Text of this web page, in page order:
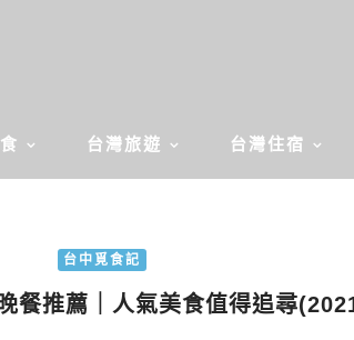
台灣旅遊 台灣住宿
台中覓食記
餐推薦｜人氣美食值得追尋